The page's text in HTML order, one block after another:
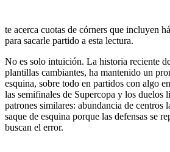
te acerca cuotas de córners que incluyen
para sacarle partido a esta lectura.
No es solo intuición. La historia reciente
plantillas cambiantes, ha mantenido un
esquina, sobre todo en partidos con algo
las semifinales de Supercopa y los duelos
patrones similares: abundancia de centros
saque de esquina porque las defensas se
buscan el error.